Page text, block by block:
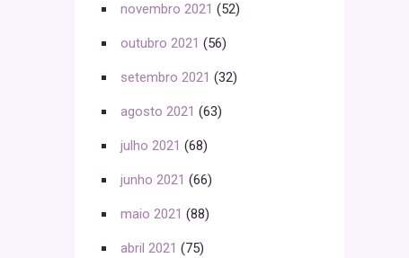
novembro 2021 (52)
outubro 2021 (56)
setembro 2021 (32)
agosto 2021 (63)
julho 2021 (68)
junho 2021 (66)
maio 2021 (88)
abril 2021 (75)